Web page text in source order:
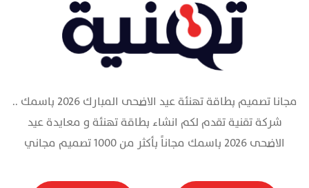
مجانا تصميم بطاقة تهنئة عيد الاضحى المبارك 2026 باسمك ..
شركة تقنية تقدم لكم انشاء بطاقة تهنئة و معايدة عيد
الاضحى 2026 باسمك مجاناً بأكثر من 1000 تصميم مجاني